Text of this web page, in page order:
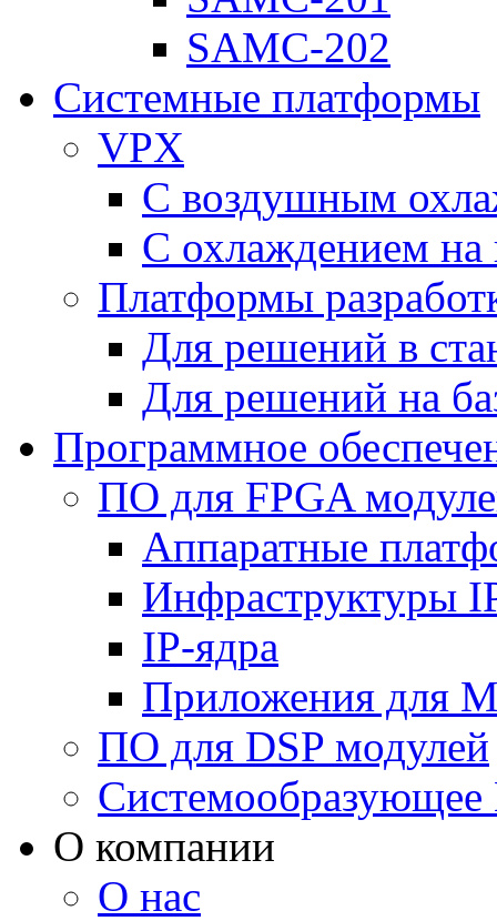
SAMC-202
Системные платформы
VPX
С воздушным
С охлаждением на
Платформы
Для решений в
Для решений на
Программное
ПО для FPGA
Аппаратные
Инфраструктуры
IP-ядра
Приложения для
ПО для DSP модулей
О компании
О нас